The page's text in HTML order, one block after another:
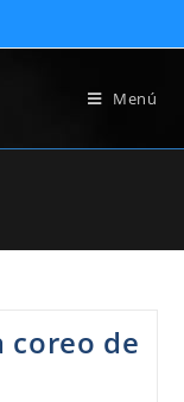
Menú
coreo de